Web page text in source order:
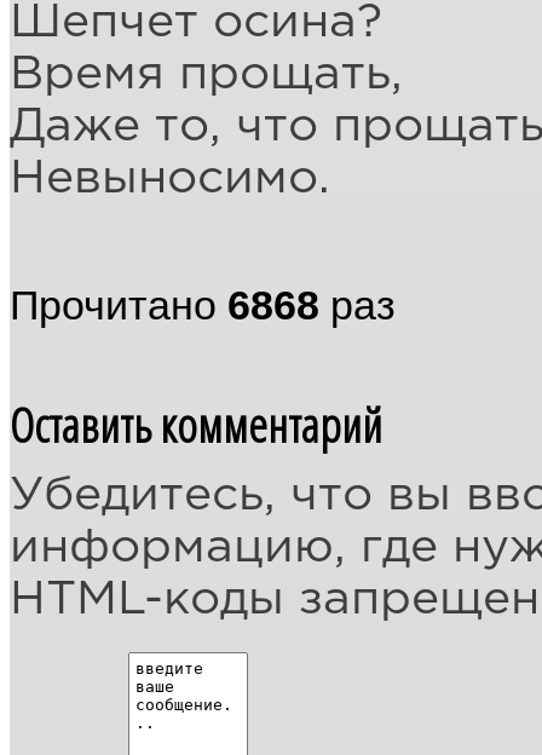
Шепчет осина?
Время прощать,
Даже то, что
Невыносимо.
Прочитано 6868 раз
Оставить комментарий
Убедитесь, что вы
информацию, где
HTML-коды